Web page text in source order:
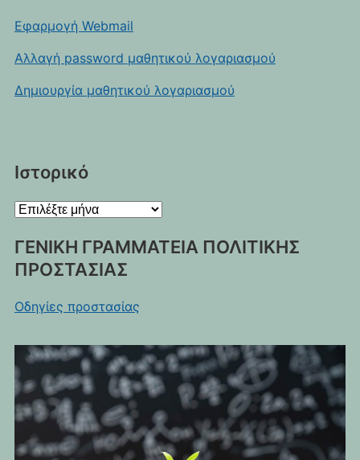
Εφαρμογή Webmail
Αλλαγή password μαθητικού λογαριασμού
Δημιουργία μαθητικού λογαριασμού
Ιστορικό
Ιστορικό
ΓΕΝΙΚΗ ΓΡΑΜΜΑΤΕΙΑ ΠΟΛΙΤΙΚΗΣ
ΠΡΟΣΤΑΣΙΑΣ
Οδηγίες προστασίας